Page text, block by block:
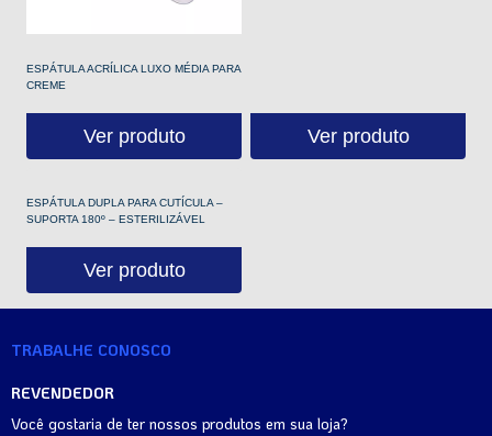
ESPÁTULA ACRÍLICA LUXO MÉDIA PARA
CREME
Ver produto Ver produto
ESPÁTULA DUPLA PARA CUTÍCULA –
SUPORTA 180º – ESTERILIZÁVEL
Ver produto
TRABALHE CONOSCO
REVENDEDOR
Você gostaria de ter nossos produtos em sua loja?